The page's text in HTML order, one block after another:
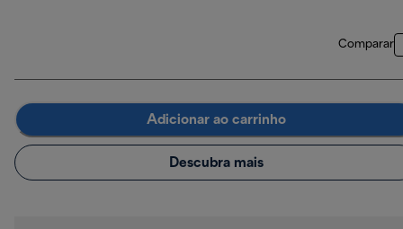
Comparar
Adicionar ao carrinho
Descubra mais